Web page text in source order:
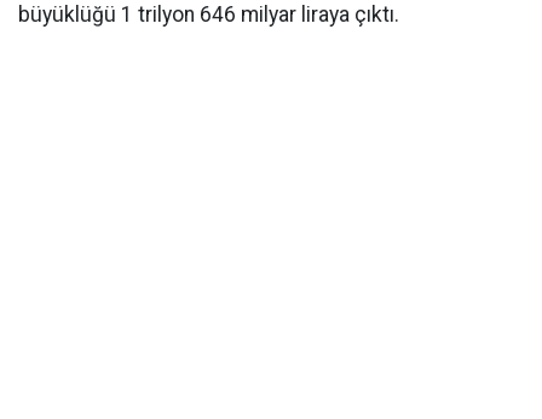
büyüklüğü 1 trilyon 646 milyar liraya çıktı.